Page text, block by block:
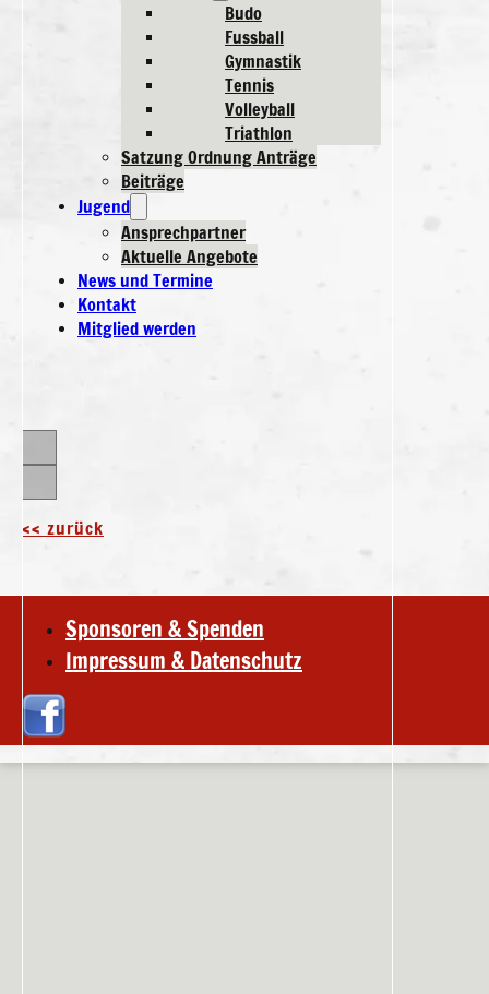
Budo
Fussball
Gymnastik
Tennis
Volleyball
Triathlon
Satzung Ordnung Anträge
Beiträge
Jugend
Ansprechpartner
Aktuelle Angebote
News und Termine
Kontakt
Mitglied werden
<< zurück
Sponsoren & Spenden
Impressum & Datenschutz